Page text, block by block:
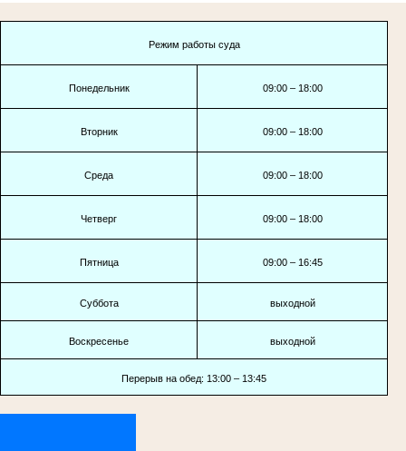
Режим работы суда
Понедельник 09:00 – 18:00
Вторник 09:00 – 18:00
Среда 09:00 – 18:00
Четверг 09:00 – 18:00
Пятница 09:00 – 16:45
Суббота выходной
Воскресенье выходной
Перерыв на обед: 13:00 – 13:45